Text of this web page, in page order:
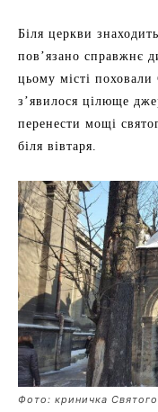
Біля церкви
пов’язано справжнє
цьому місті
з’явилося цілюще
перенести мощі
біля вівтаря.
Фото: криничка Святого